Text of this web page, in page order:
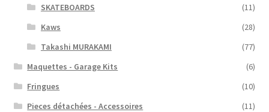
SKATEBOARDS
(11)
Kaws
(28)
Takashi MURAKAMI
(77)
Maquettes - Garage Kits
(6)
Fringues
(10)
Pieces détachées - Accessoires
(11)